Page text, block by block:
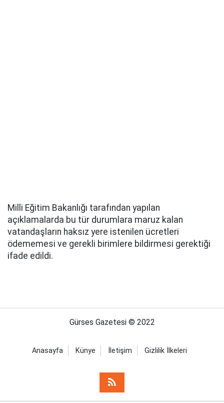
Milli Eğitim Bakanlığı tarafından yapılan
açıklamalarda bu tür durumlara maruz kalan
vatandaşların haksız yere istenilen ücretleri
ödememesi ve gerekli birimlere bildirmesi gerektiği
ifade edildi.
Gürses Gazetesi © 2022
Anasayfa Künye İletişim Gizlilik İlkeleri